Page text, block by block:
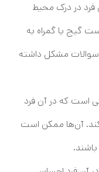
در درک محیط
گیج یا گمراه به
مشکل داشته
است که در آن فرد
آن‌ها ممکن است